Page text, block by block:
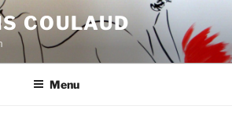
COULAUD
Menu